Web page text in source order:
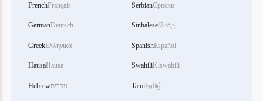
FrenchFrançais
GermanDeutsch
GreekΕλληνικά
HausaHausa
Hebrewעברית
SerbianСрпски
Sinhaleseසිංහල
SpanishEspañol
SwahiliKiswahili
Tamilதமிழ்